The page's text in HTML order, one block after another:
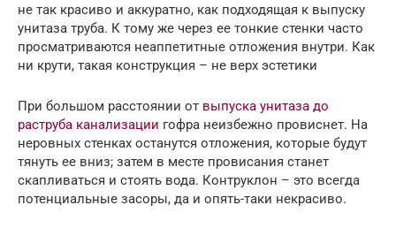
не так красиво и аккуратно, как подходящая к выпуску
унитаза труба. К тому же через ее тонкие стенки часто
просматриваются неаппетитные отложения внутри. Как
ни крути, такая конструкция – не верх эстетики
При большом расстоянии от выпуска унитаза до
раструба канализации гофра неизбежно провиснет. На
неровных стенках останутся отложения, которые будут
тянуть ее вниз; затем в месте провисания станет
скапливаться и стоять вода. Контруклон – это всегда
потенциальные засоры, да и опять-таки некрасиво.